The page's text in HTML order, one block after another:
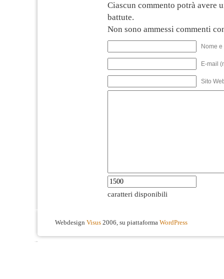
Ciascun commento potrà avere
battute.
Non sono ammessi commenti
Nome
E-mail
Sito
caratteri disponibili
Webdesign Visus 2006, su piattaforma WordPress